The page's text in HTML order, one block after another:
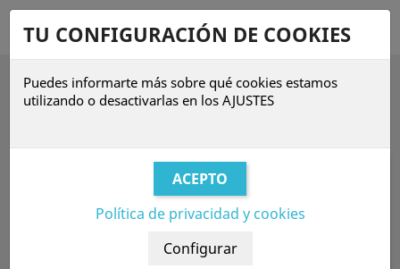
 
Lamentamos las molestias.
Realice una nueva búsqueda sobre su interés

TU CONFIGURACIÓN DE COOKIES
Puedes informarte más sobre qué cookies estamos
utilizando o desactivarlas en los AJUSTES
Política de privacidad y cookies